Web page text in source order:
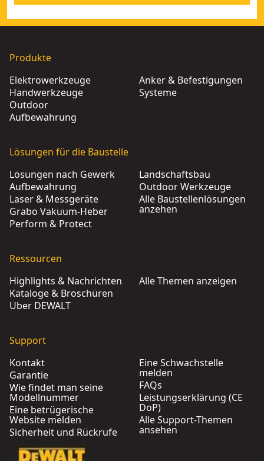
Produkte
Elektrowerkzeuge
Handwerkzeuge
Outdoor
Aufbewahrung
Anker & Befestigungen
Systeme
Lösungen für die Baustelle
Lösungen nach Gewerk
Aufbewahrung
Laser & Messgeräte
Grabo Vakuum-Heber
Perform & Protect
Landschaftsbau
Outdoor Werkzeuge
Alle Baustellenlösungen
anzehen
Ressourcen
Highlights & Nachrichten
Kataloge & Broschüren
Über DEWALT
Alle Themen anzeigen
Support
Kontakt
Garantie
Wie findet man seine
Modellnummer
Eine betrügerische
Website melden
Sicherheit und Rückrufe
Eine Schwachstelle
melden
FAQs
Leistungserklärung (CE
DoP)
Alle Support-Themen
ansehen